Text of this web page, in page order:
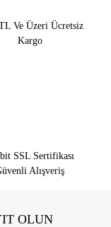
Ve Üzeri Ücretsiz
Kargo
SSL Sertifikası
Alışveriş
OLUN